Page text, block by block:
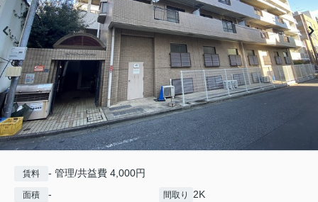
賃料 - 管理/共益費 4,000円
面積 - 間取り 2K